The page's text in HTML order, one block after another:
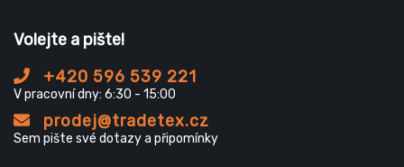
Volejte a pište!
+420 596 539 221
V pracovní dny: 6:30 - 15:00
prodej@tradetex.cz
Sem pište své dotazy a připomínky